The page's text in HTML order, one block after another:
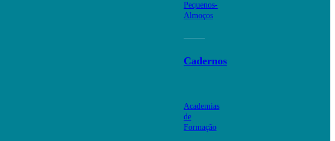
Pequenos-
Almoços
Cadernos
Academias
de
Formação